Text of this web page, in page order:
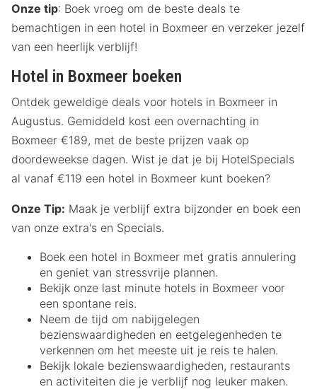
Onze tip: Boek vroeg om de beste deals te
bemachtigen in een hotel in Boxmeer en verzeker jezelf
van een heerlijk verblijf!
Hotel in Boxmeer boeken
Ontdek geweldige deals voor hotels in Boxmeer in
Augustus. Gemiddeld kost een overnachting in
Boxmeer €189, met de beste prijzen vaak op
doordeweekse dagen. Wist je dat je bij HotelSpecials
al vanaf €119 een hotel in Boxmeer kunt boeken?
Onze Tip: Maak je verblijf extra bijzonder en boek een
van onze extra's en Specials.
Boek een hotel in Boxmeer met gratis annulering
en geniet van stressvrije plannen.
Bekijk onze last minute hotels in Boxmeer voor
een spontane reis.
Neem de tijd om nabijgelegen
bezienswaardigheden en eetgelegenheden te
verkennen om het meeste uit je reis te halen.
Bekijk lokale bezienswaardigheden, restaurants
en activiteiten die je verblijf nog leuker maken.